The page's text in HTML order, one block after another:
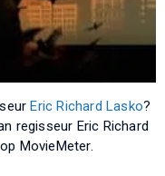
Eric Richard Lasko?
regisseur Eric Richard
MovieMeter.